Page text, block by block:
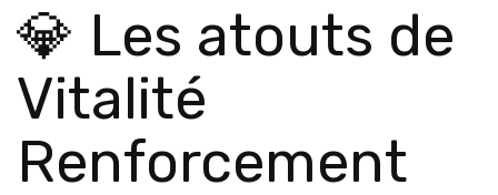
💎 Les atouts de
Vitalité
Renforcement